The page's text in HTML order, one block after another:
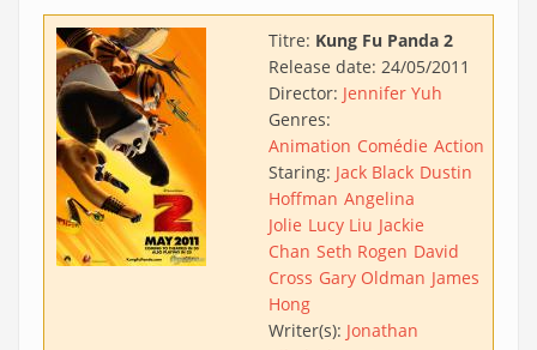
Titre: Kung Fu Panda 2
Release date: 24/05/2011
Director: Jennifer Yuh
Genres:
Animation Comédie Action
Staring: Jack Black Dustin
Hoffman Angelina
Jolie Lucy Liu Jackie
Chan Seth Rogen David
Cross Gary Oldman James
Hong
Writer(s): Jonathan